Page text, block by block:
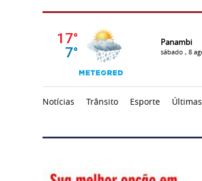
Panambi
sábado , 8
Notícias Trânsito Esporte Últimas